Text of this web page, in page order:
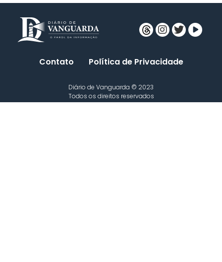
Contato Política de Privacidade
Diário de Vanguarda © 2023
Todos os direitos reservados